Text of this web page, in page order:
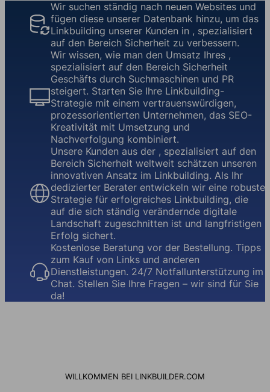
Wir suchen ständig nach neuen Websites und
fügen diese unserer Datenbank hinzu, um das
Linkbuilding unserer Kunden in , spezialisiert
auf den Bereich Sicherheit zu verbessern.
Wir wissen, wie man den Umsatz Ihres ,
spezialisiert auf den Bereich Sicherheit
Geschäfts durch Suchmaschinen und PR
steigert. Starten Sie Ihre Linkbuilding-
Strategie mit einem vertrauenswürdigen,
prozessorientierten Unternehmen, das SEO-
Kreativität mit Umsetzung und
Nachverfolgung kombiniert.
Unsere Kunden aus der , spezialisiert auf den
Bereich Sicherheit weltweit schätzen unseren
innovativen Ansatz im Linkbuilding. Als Ihr
dedizierter Berater entwickeln wir eine robuste
Strategie für erfolgreiches Linkbuilding, die
auf die sich ständig verändernde digitale
Landschaft zugeschnitten ist und langfristigen
Erfolg sichert.
Kostenlose Beratung vor der Bestellung. Tipps
zum Kauf von Links und anderen
Dienstleistungen. 24/7 Notfallunterstützung im
Chat. Stellen Sie Ihre Fragen – wir sind für Sie
da!
WILLKOMMEN BEI LINKBUILDER.COM